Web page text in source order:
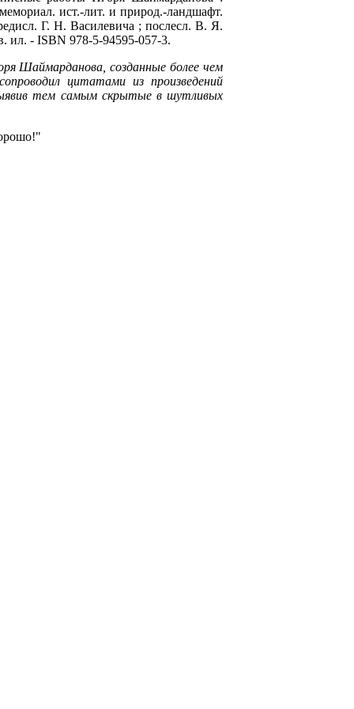
ист.-лит. и природ.-ландшафт.
Г. Н. Василевича ; послесл. В. Я.
ил. - ISBN 978-5-94595-057-3.
Шаймарданова, созданные более чем
цитатами из произведений
тем самым скрытые в шутливых